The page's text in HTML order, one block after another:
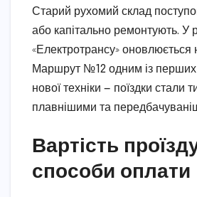
Старий рухомий склад
або капітально ремонтують. У
«Електротрансу» оновлюється
Маршрут №12 одним із перших
нової техніки — поїздки стали
плавнішими та
Вартість
способи оплати